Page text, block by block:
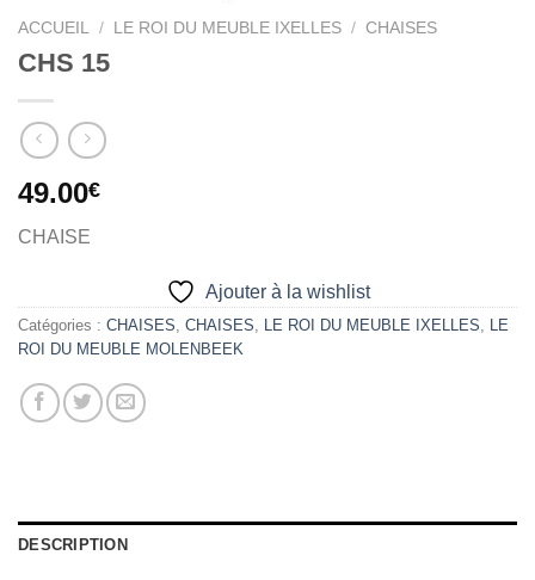
ACCUEIL / LE ROI DU MEUBLE IXELLES / CHAISES
CHS 15
49.00€
CHAISE
Ajouter à la wishlist
Catégories : CHAISES CHAISES LE ROI DU MEUBLE IXELLES
LE
ROI DU MEUBLE MOLENBEEK
DESCRIPTION